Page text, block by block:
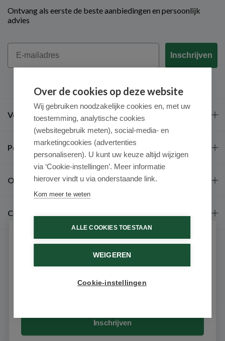
Ontvang als eerste de beste aanbiedingen en persoonlijk
advies
Email
Inschrijven
Veel gestelde vragen
Populaire merken
Over ons
Contact
9.6 / 10 (531 beoordelingen)
Over de cookies op deze website
Wij gebruiken noodzakelijke cookies en, met uw
toestemming, analytische cookies
(websitegebruik meten), social-media- en
marketingcookies (advertenties
personaliseren). U kunt uw keuze altijd wijzigen
via ‘Cookie-instellingen’. Meer informatie
hierover vindt u via onderstaande link.
Kom meer te weten
ALLE COOKIES TOESTAAN
WEIGEREN
Cookie-instellingen
Schrijf je in voor onze nieuwsbrief
Ontvang als eerste de beste aanbiedingen en persoonlijk
advies
Inschrijven